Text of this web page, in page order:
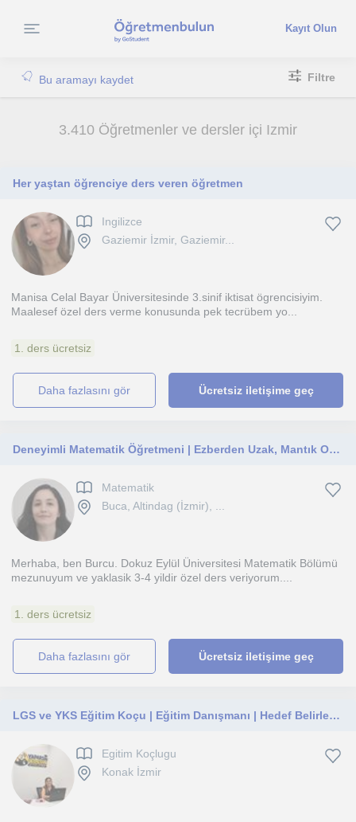
Kayıt Olun
Bu aramayı kaydet Filtre
3.410 Öğretmenler ve dersler içi Izmir
Her yaştan öğrenciye ders veren öğretmen
Ingilizce
Gaziemir İzmir, Gaziemir...
Manisa Celal Bayar Üniversitesinde 3.sinif iktisat ögrencisiyim.
Maalesef özel ders verme konusunda pek tecrübem yo...
1. ders ücretsiz
daha fazlasını gör Ücretsiz iletişime geç
Deneyimli Matematik Öğretmeni | Ezberden Uzak, Mantık Odaklı Öğrenme
Matematik
Buca, Altindag (İzmir), ...
Merhaba, ben Burcu. Dokuz Eylül Üniversitesi Matematik Bölümü
mezunuyum ve yaklasik 3-4 yildir özel ders veriyorum....
1. ders ücretsiz
daha fazlasını gör Ücretsiz iletişime geç
LGS ve YKS Eğitim Koçu | Eğitim Danışmanı | Hedef Belirleme, Planlama ve Süreç Yönetimi
Egitim Koçlugu
Konak İzmir